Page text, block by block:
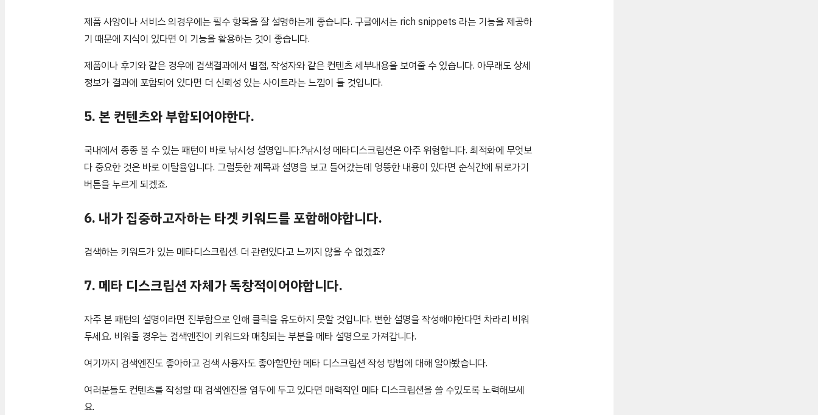
제품 사양이나 서비스 의경우에는 필수 항목을 잘 설명하는게 좋습니다. 구글에서는 rich snippets 라는 기능을 제공하
기 때문에 지식이 있다면 이 기능을 활용하는 것이 좋습니다.
제품이나 후기와 같은 경우에 검색결과에서 별점, 작성자와 같은 컨텐츠 세부내용을 보여줄 수 있습니다. 아무래도 상세
정보가 결과에 포함되어 있다면 더 신뢰성 있는 사이트라는 느낌이 들 것입니다.
5. 본 컨텐츠와 부합되어야한다.
국내에서 종종 볼 수 있는 패턴이 바로 낚시성 설명입니다.?낚시성 메타디스크립션은 아주 위험합니다. 최적화에 무엇보
다 중요한 것은 바로 이탈율입니다. 그럴듯한 제목과 설명을 보고 들어갔는데 엉뚱한 내용이 있다면 순식간에 뒤로가기
버튼을 누르게 되겠죠.
6. 내가 집중하고자하는 타겟 키워드를 포함해야합니다.
검색하는 키워드가 있는 메타디스크립션. 더 관련있다고 느끼지 않을 수 없겠죠?
7. 메타 디스크립션 자체가 독창적이어야합니다.
자주 본 패턴의 설명이라면 진부함으로 인해 클릭을 유도하지 못할 것입니다. 뻔한 설명을 작성해야한다면 차라리 비워
두세요. 비워둘 경우는 검색엔진이 키워드와 매칭되는 부분을 메타 설명으로 가져갑니다.
여기까지 검색엔진도 좋아하고 검색 사용자도 좋아할만한 메타 디스크립션 작성 방법에 대해 알아봤습니다.
여러분들도 컨텐츠를 작성할 때 검색엔진을 염두에 두고 있다면 매력적인 메타 디스크립션을 쓸 수있도록 노력해보세
요.